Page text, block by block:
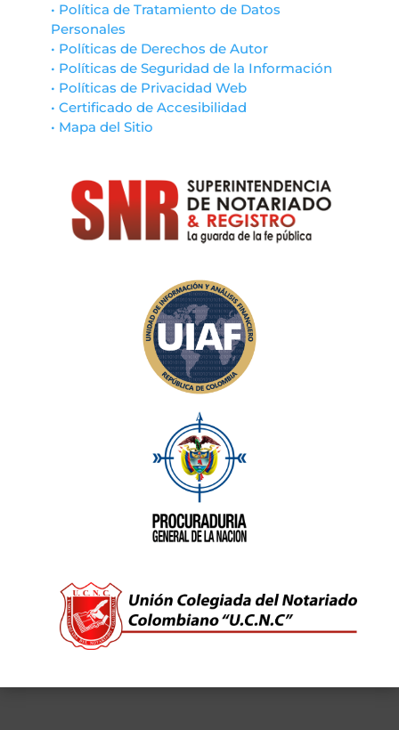
• Política de Tratamiento de Datos
Personales
• Políticas de Derechos de Autor
• Políticas de Seguridad de la Información
• Políticas de Privacidad Web
• Certificado de Accesibilidad
• Mapa del Sitio